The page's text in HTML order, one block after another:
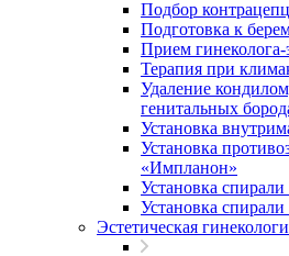
Подбор
Подготовка к
Прием
Терапия при
Удаление
генитальных
Установка
Установка
«Импланон»
Установка
Установка
Эстетическая